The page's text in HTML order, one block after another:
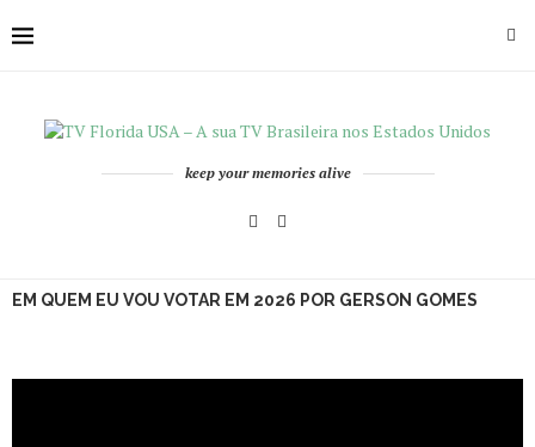
keep your memories alive
EM QUEM EU VOU VOTAR EM 2026 POR GERSON GOMES